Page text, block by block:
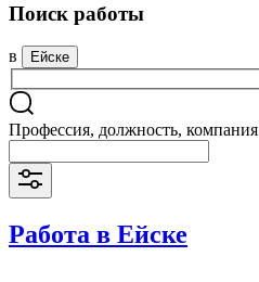
Поиск работы
в Ейске
Профессия, должность, компания
Работа в Ейске